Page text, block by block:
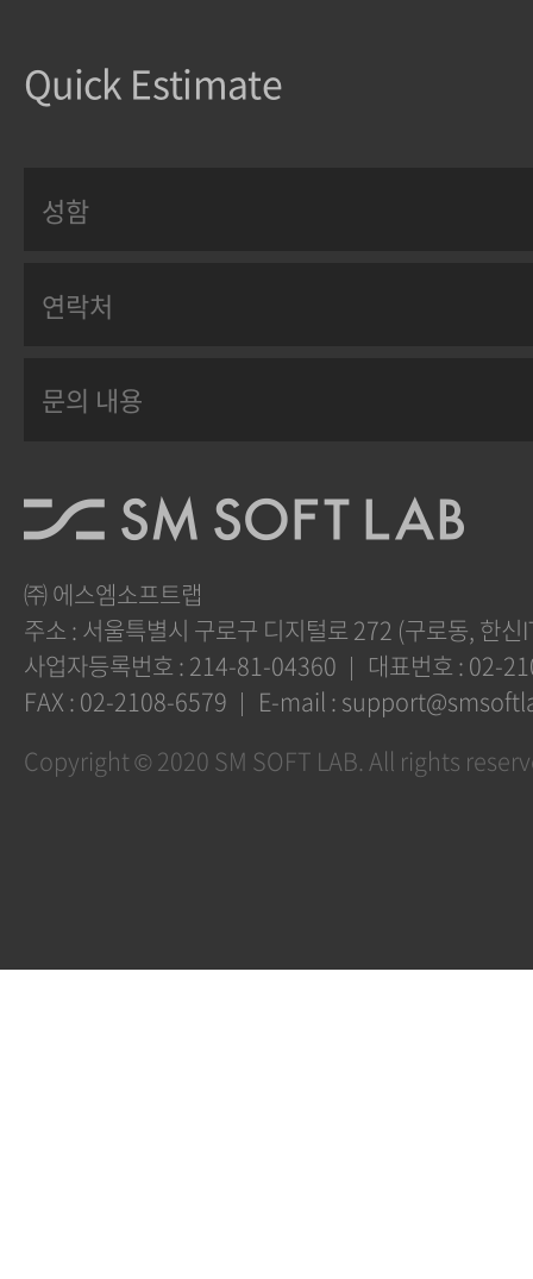
Quick Estimate
㈜ 에스엠소프트랩
주소 : 서울특별시 구로구 디지털로 272 (구로동, 한
사업자등록번호 : 214-81-04360 대표번호 : 02-
FAX : 02-2108-6579 E-mail :
Copyright © 2020 SM SOFT LAB. All rights